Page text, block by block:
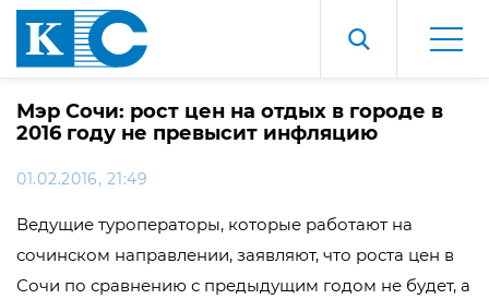
Мэр Сочи: рост цен на отдых в городе в
2016 году не превысит инфляцию
01.02.2016, 21:49
Ведущие туроператоры, которые работают на
сочинском направлении, заявляют, что роста цен в
Сочи по сравнению с предыдущим годом не будет, а